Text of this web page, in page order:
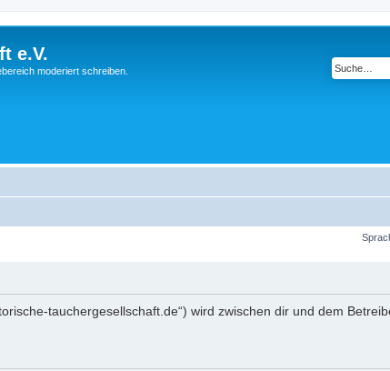
e.V.
moderiert schreiben.
tauchergesellschaft.de“) wird zwischen dir und dem